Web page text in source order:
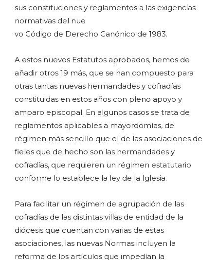
sus constituciones y reglamentos a las exigencias
normativas del nue
vo Código de Derecho Canónico de 1983.
A estos nuevos Estatutos aprobados, hemos de
añadir otros 19 más, que se han compuesto para
otras tantas nuevas hermandades y cofradías
constituidas en estos años con pleno apoyo y
amparo episcopal. En algunos casos se trata de
reglamentos aplicables a mayordomías, de
régimen más sencillo que el de las asociaciones de
fieles que de hecho son las hermandades y
cofradías, que requieren un régimen estatutario
conforme lo establece la ley de la Iglesia.
Para facilitar un régimen de agrupación de las
cofradías de las distintas villas de entidad de la
diócesis que cuentan con varias de estas
asociaciones, las nuevas Normas incluyen la
reforma de los artículos que impedían la